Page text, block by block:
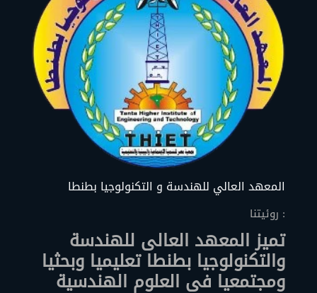
المعهد العالي للهندسة و التكنولوجيا بطنطا
روئيتنا :
والتكنولوجيا بطنطا تعليميا وبحثيا
ومجتمعيا فى العلوم الهندسية